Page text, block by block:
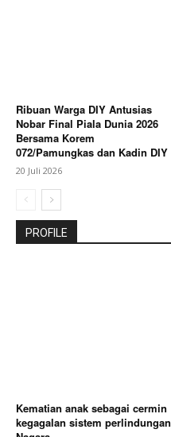
Ribuan Warga DIY Antusias
Nobar Final Piala Dunia 2026
Bersama Korem
072/Pamungkas dan Kadin DIY
20 Juli 2026
PROFILE
Kematian anak sebagai cermin
kegagalan sistem perlindungan